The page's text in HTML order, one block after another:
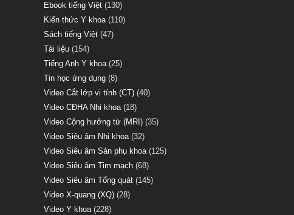
Ebook tiếng Việt (130)
Kiến thức Y khoa(110)
Sách tiếng Việt (47)
Tài liệu (154)
Tiếng Anh Y khoa(25)
Tin học ứng dụng (8)
Video Cắt lớp vi tính (CT) (40)
Video CĐHA Nhi khoa(18)
Video Cộng hưởng từ (MRI) (35)
Video Siêu âm Nhi khoa(32)
Video Siêu âm Sản phụ khoa(125)
Video Siêu âm Tim mạch (68)
Video Siêu âm Tổng quát (145)
Video X-quang (XQ) (28)
Video Y khoa(228)